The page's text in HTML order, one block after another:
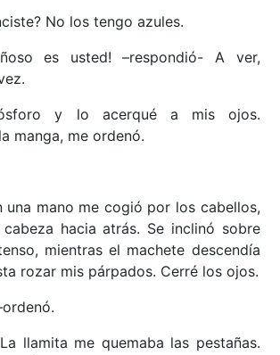
No los tengo azules.
es usted! –respondió- A ver,
y lo acerqué a mis ojos.
manga, me ordenó.
una mano me cogió por los cabellos,
hacia atrás. Se inclinó sobre
mientras el machete descendía
rozar mis párpados. Cerré los ojos.
llamita me quemaba las pestañas.